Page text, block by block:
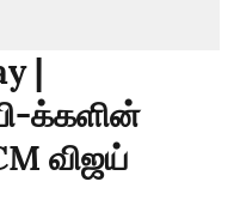
|
க்களின்
விஜய்